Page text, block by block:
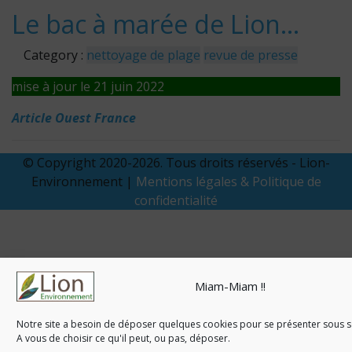
Miam-Miam !!
Notre site a besoin de déposer quelques cookies pour se présenter sous
A vous de choisir ce qu'il peut, ou pas, déposer.
Le bac à marée de Lion…
Category : nettoyage de plage revue de presse
mise à jour le 21 juin 2022
Article Ouest France
© Copyright 2020-2026. Tous droits réservés - Lion-
Environnement | Mentions légales & Politique de
confidentialité